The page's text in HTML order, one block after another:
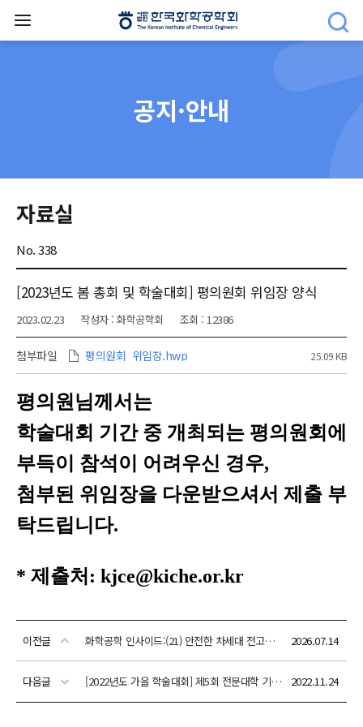
공지·안내
자료실
No. 338
[2023년도 봄 총회 및 학술대회] 평의원회 위임장 양식
2023.02.23 작성자 : 화학공학회 조회 : 12386
첨부파일 평의원회_위임장.hwp 25.09 KB
이전글 화학공학 인사이드:(21) 안전한 차세대 전고체전지 개발 2026.07.14
다음글 [2022년도 가을 학술대회] 제5회 전문대학 기술교육 운영사례 심포지엄 2022.11.24